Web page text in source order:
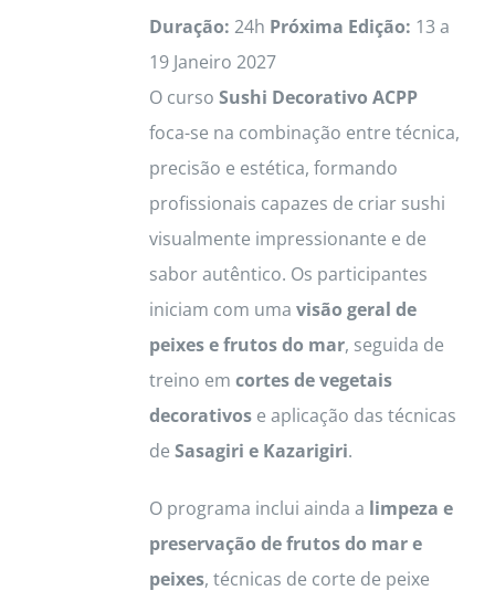
be
chosen
on
the
product
page
Duração: 24h Próxima Edição: 13 a
19 Janeiro 2027
O curso Sushi Decorativo ACPP
foca-se na combinação entre técnica,
precisão e estética, formando
profissionais capazes de criar sushi
visualmente impressionante e de
sabor autêntico. Os participantes
iniciam com uma visão geral de
peixes e frutos do mar, seguida de
treino em cortes de vegetais
decorativose aplicação das técnicas
de Sasagiri e Kazarigiri.
O programa inclui ainda a limpeza e
preservação de frutos do mar e
peixes, técnicas de corte de peixe